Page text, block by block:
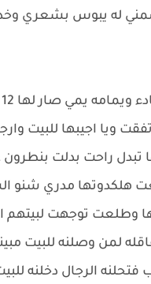
ضمني له يبوس بشعري
ويا اجيبها للبيت
تبدل راحت بدلت
هلكدوتها مدري شنو
وطلعت توجهت لبيتهم
لمن وصلنه للبيت
الرجال دخلنه